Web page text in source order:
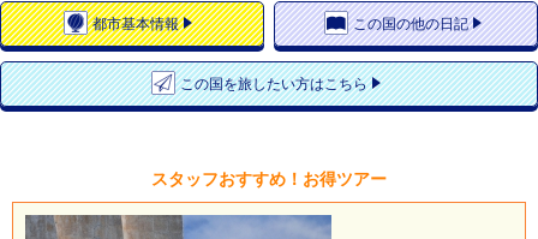
都市基本情報 この国の他の日記
この国を旅したい方はこちら
スタッフおすすめ！お得ツアー